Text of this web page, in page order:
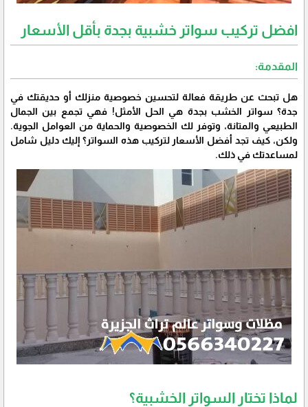
افضل تركيب سواتر خشبية بجدة بأقل الأسعار
المقدمة:
هل تبحث عن طريقة فعالة لتحسين خصوصية منزلك أو حديقتك في
جدة؟ سواتر الخشب بجدة هي الحل الأمثل! فهي تجمع بين الجمال
الطبيعي والمتانة، وتوفر لك الخصوصية والحماية من العوامل الجوية.
ولكن، كيف تجد أفضل الأسعار لتركيب هذه السواتر؟ إليك دليل شامل
لمساعدتك في ذلك.
لماذا تختار السواتر الخشبية؟